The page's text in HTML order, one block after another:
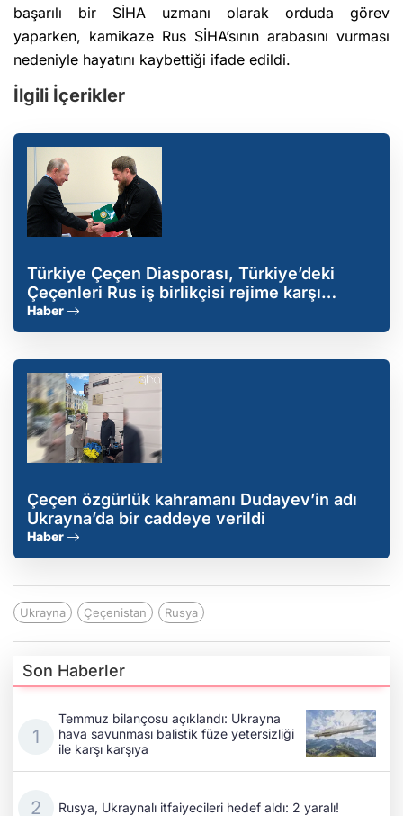
başarılı bir SİHA uzmanı olarak orduda görev
yaparken, kamikaze Rus SİHA’sının arabasını vurması
nedeniyle hayatını kaybettiği ifade edildi.
İlgili İçerikler
Türkiye Çeçen Diasporası, Türkiye’deki
Çeçenleri Rus iş birlikçisi rejime karşı
dikkatli olmaya çağırdı
Haber
Çeçen özgürlük kahramanı Dudayev’in adı
Ukrayna’da bir caddeye verildi
Haber
Ukrayna Çeçenistan Rusya
Son Haberler
Temmuz bilançosu açıklandı: Ukrayna
hava savunması balistik füze yetersizliği
ile karşı karşıya
Rusya, Ukraynalı itfaiyecileri hedef aldı: 2 yaralı!